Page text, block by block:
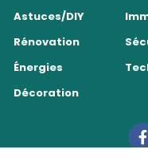
Astuces/DIY
Rénovation
Énergies
Décoration